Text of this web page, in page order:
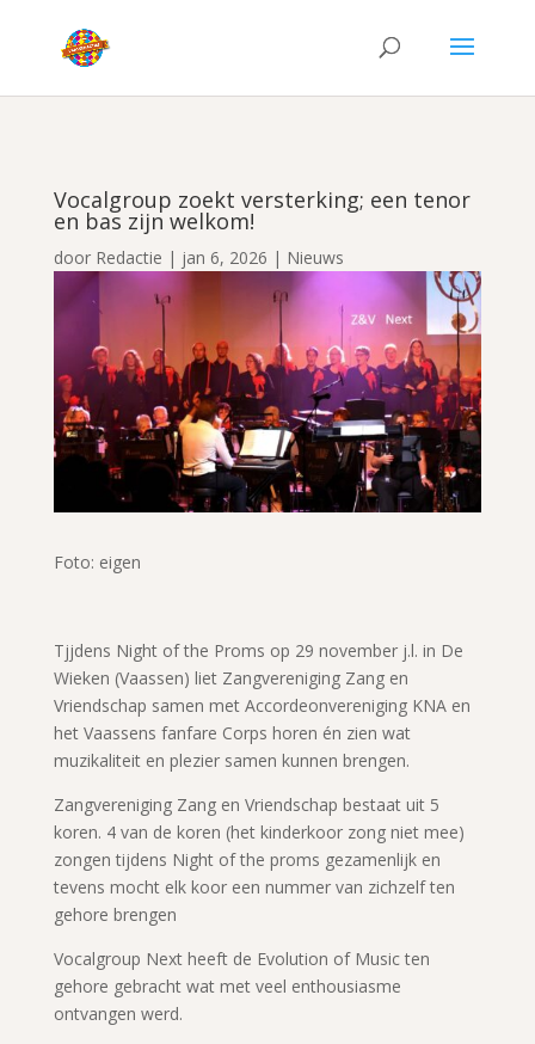
Vocalgroup zoekt versterking; een tenor
en bas zijn welkom!
door Redactie | jan 6, 2026 | Nieuws
Foto: eigen
Tjjdens Night of the Proms op 29 november j.l. in De
Wieken (Vaassen) liet Zangvereniging Zang en
Vriendschap samen met Accordeonvereniging KNA en
het Vaassens fanfare Corps horen én zien wat
muzikaliteit en plezier samen kunnen brengen.
Zangvereniging Zang en Vriendschap bestaat uit 5
koren. 4 van de koren (het kinderkoor zong niet mee)
zongen tijdens Night of the proms gezamenlijk en
tevens mocht elk koor een nummer van zichzelf ten
gehore brengen
Vocalgroup Next heeft de Evolution of Music ten
gehore gebracht wat met veel enthousiasme
ontvangen werd.